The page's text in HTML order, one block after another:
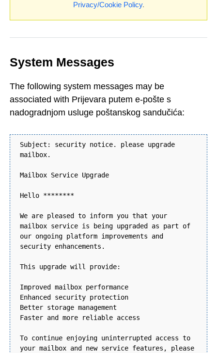
Privacy/Cookie Policy.
System Messages
The following system messages may be
associated with Prijevara putem e-pošte s
nadogradnjom usluge poštanskog sandučića:
Subject: security notice. please upgrade
mailbox.
Mailbox Service Upgrade
Hello ********
We are pleased to inform you that your
mailbox service is being upgraded as part of
our ongoing platform improvements and
security enhancements.
This upgrade will provide:
Improved mailbox performance
Enhanced security protection
Better storage management
Faster and more reliable access
To continue enjoying uninterrupted access to
your mailbox and new service features, please